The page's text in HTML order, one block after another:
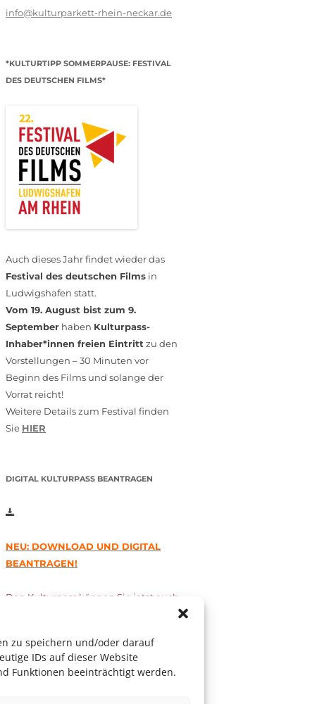
zu speichern und/oder darauf
IDs auf dieser Website
Funktionen beeinträchtigt werden.
info@kulturparkett-rhein-neckar.de
*KULTURTIPP SOMMERPAUSE: FESTIVAL
DES DEUTSCHEN FILMS*
Auch dieses Jahr findet wieder das
Festival des deutschen Films in
Ludwigshafen statt.
Vom 19. August bist zum 9.
September haben Kulturpass-
Inhaber*innen freien Eintritt zu den
Vorstellungen – 30 Minuten vor
Beginn des Films und solange der
Vorrat reicht!
Weitere Details zum Festival finden
Sie HIER
DIGITAL KULTURPASS BEANTRAGEN
NEU: DOWNLOAD UND DIGITAL
BEANTRAGEN!
Den Kulturpass können Sie jetzt auch
esunterschriebenzusammen mit
dem aktuellen
(Bürgergeld/